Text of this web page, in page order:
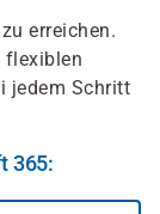
erreichen.
flexiblen
jedem Schritt
365: